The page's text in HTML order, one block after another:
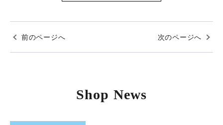
前のページへ 次のページへ
Shop News